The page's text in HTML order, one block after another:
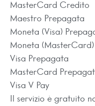
MasterCard Credito
Maestro Prepagata
Moneta (Visa)
Moneta
Visa Prepagata
MasterCard
Visa V Pay
Il servizio è gratuito